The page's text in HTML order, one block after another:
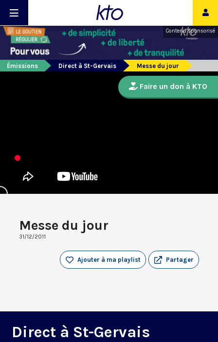
Contenu sponsorisé
Émissions Direct à St-Gervais Messe du jour
Messe du jour
31/12/2011
Partager
Ajouter à ma playlist
Direct à St-Gervais
Faire un don à KTO